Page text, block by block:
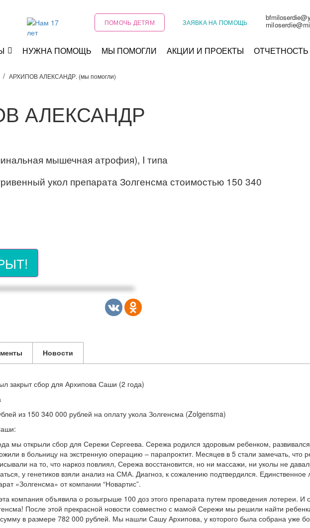
ПОМОЧЬ ДЕТЯМ ЗАЯВКА НА ПОМОЩЬ
НУЖНА ПОМОЩЬ МЫ ПОМОГЛИ АКЦИИ И ПРОЕКТЫ ОТЧЕТНОСТЬ
АРХИПОВ АЛЕКСАНДР. (мы помогли)
АЛЕКСАНДР
мышечная атрофия), I типа
укол препарата Золгенсма стоимостью 150 340
Новости
закрыт сбор для Архипова Саши (2 года)
из 150 340 000 рублей на оплату укола Золгенсма (Zolgensma)
мы открыли сбор для Сережи Сергеева. Сережа родился здоровым ребенком,
в больницу на экстренную операцию – парапроктит. Месяцев в 5 стали замечать, что
на то, что наркоз повлиял, Сережа восстановится, но ни массажи, ни уколы не
у генетиков взяли анализ на СМА. Диагноз, к сожалению подтвердился.
«Золгенсма» от компании “Новартис”.
компания объявила о розыгрыше 100 доз этого препарата путем проведения лотереи. И
После этой прекрасной новости совместно с мамой Сережи мы решили найти
в размере 782 000 рублей. Мы нашли Сашу Архипова, у которого была собрана уже